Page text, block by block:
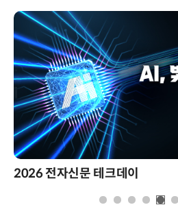
2026 전자신문 테크데이